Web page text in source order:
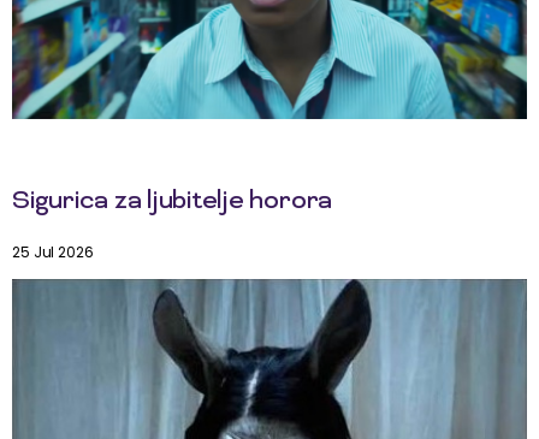
Sigurica za ljubitelje horora
25 Jul 2026